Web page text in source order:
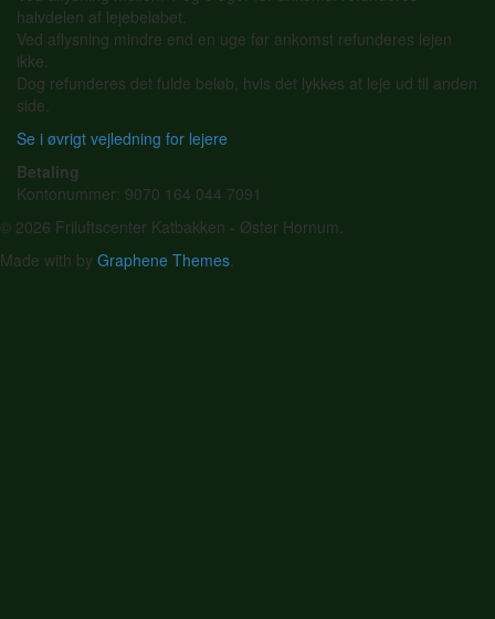
halvdelen af lejebeløbet.
Ved aflysning mindre end en uge før ankomst refunderes lejen
ikke.
Dog refunderes det fulde beløb, hvis det lykkes at leje ud til anden
side.
Se i øvrigt vejledning for lejere
Betaling
Kontonummer: 9070 164 044 7091
© 2026 Friluftscenter Katbakken - Øster Hornum.
Made with by Graphene Themes.